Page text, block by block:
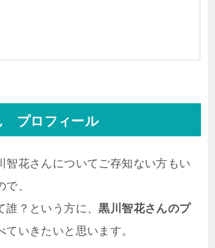
プロフィール
智花さんについてご存知ない方もい
、
誰？という方に、黒川智花さんのプ
ていきたいと思います。